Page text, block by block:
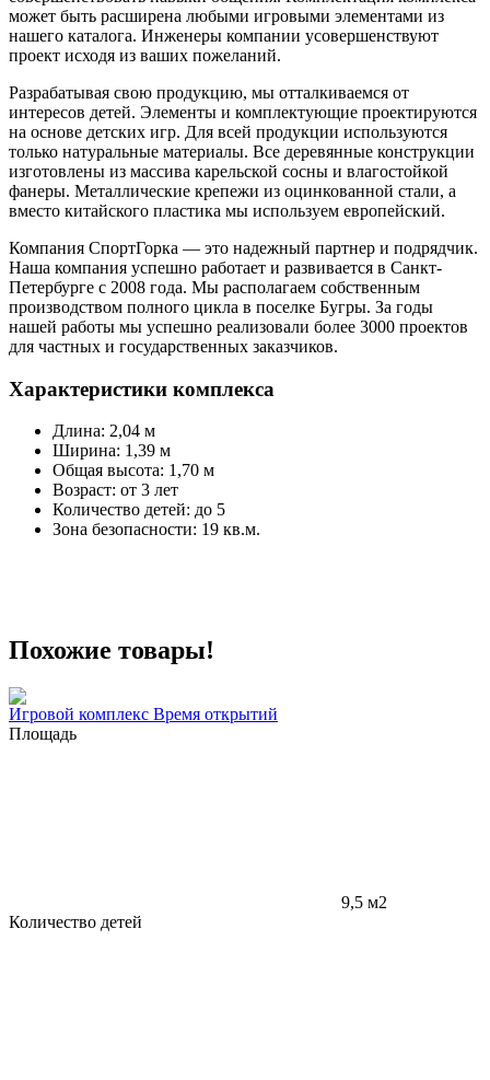
может быть расширена любыми игровыми элементами из
нашего каталога. Инженеры компании усовершенствуют
проект исходя из ваших пожеланий.
Разрабатывая свою продукцию, мы отталкиваемся от
интересов детей. Элементы и комплектующие проектируются
на основе детских игр. Для всей продукции используются
только натуральные материалы. Все деревянные конструкции
изготовлены из массива карельской сосны и влагостойкой
фанеры. Металлические крепежи из оцинкованной стали, а
вместо китайского пластика мы используем европейский.
Компания СпортГорка — это надежный партнер и подрядчик.
Наша компания успешно работает и развивается в Санкт-
Петербурге с 2008 года. Мы располагаем собственным
производством полного цикла в поселке Бугры. За годы
нашей работы мы успешно реализовали более 3000 проектов
для частных и государственных заказчиков.
Характеристики комплекса
Длина: 2,04 м
Ширина: 1,39 м
Общая высота: 1,70 м
Возраст: от 3 лет
Количество детей: до 5
Зона безопасности: 19 кв.м.
Похожие товары!
Игровой комплекс Время открытий
Площадь
9,5 м2
Количество детей